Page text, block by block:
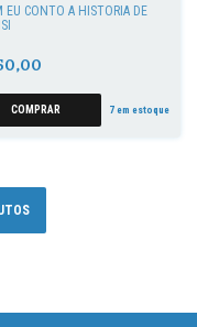
EU CONTO A HISTÓRIA DE
7 em estoque